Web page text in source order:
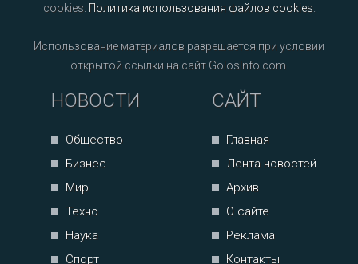
cookies. Политика использования файлов cookies
Использование материалов разрешается при условии
открытой ссылки на сайт GolosInfo.com.
НОВОСТИ
Общество
Бизнес
Мир
Техно
Наука
Спорт
САЙТ
Главная
Лента новостей
Архив
О сайте
Реклама
Контакты